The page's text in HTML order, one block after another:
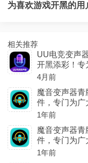
为喜欢游戏开黑的用
相关推荐
UU电竞变声
开黑添彩！专
4月前
魔音变声器
件，专门为广
1年前
魔音变声器
件，专门为广
1年前